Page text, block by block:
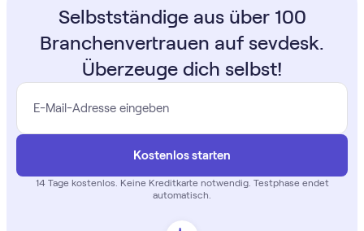
Selbstständige aus über 100
Branchenvertrauen auf sevdesk.
Überzeuge dich selbst!
Kostenlos starten
14 Tage kostenlos . Keine Kreditkarte notwendig. Testphase endet
automatisch.